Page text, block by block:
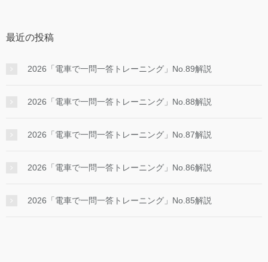
最近の投稿
2026「電車で一問一答トレーニング」No.89解説
2026「電車で一問一答トレーニング」No.88解説
2026「電車で一問一答トレーニング」No.87解説
2026「電車で一問一答トレーニング」No.86解説
2026「電車で一問一答トレーニング」No.85解説